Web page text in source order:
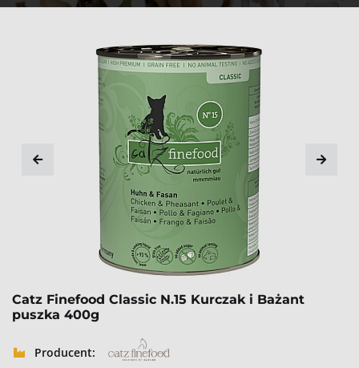
Catz Finefood Classic N.15 Kurczak i Bażant
puszka 400g
Producent: